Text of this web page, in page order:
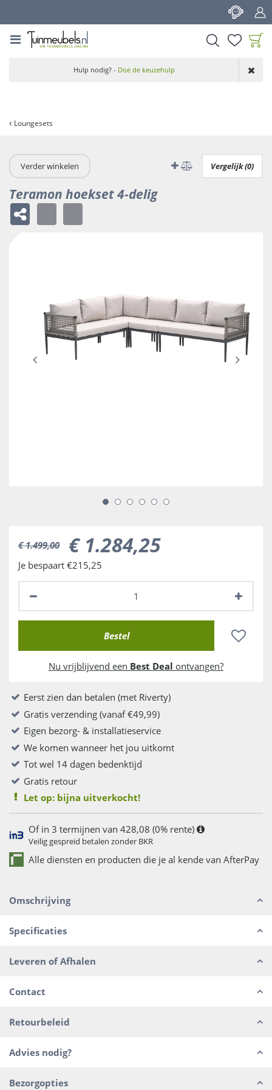
Loungesets
aan wensenlijst
Hulp nodig? - Doe de keuzehulp
Verder winkelen Vergelijk (0)
Teramon hoekset 4-delig
€ 1.499,00 € 1.284,25
Je bespaart €215,25
Nu vrijblijvend een Best Deal ontvangen?
Eerst zien dan betalen (met Riverty)
Gratis verzending (vanaf €49,99)
Eigen bezorg- & installatieservice
We komen wanneer het jou uitkomt
Tot wel 14 dagen bedenktijd
Gratis retour
Let op: bijna uitverkocht!
Of in 3 termijnen van 428,08 (0% rente)
Veilig gespreid betalen zonder BKR
Alle diensten en producten die je al kende van AfterPay
Omschrijving
Specificaties
Leveren of Afhalen
Contact
Retourbeleid
Advies nodig?
Bezorgopties